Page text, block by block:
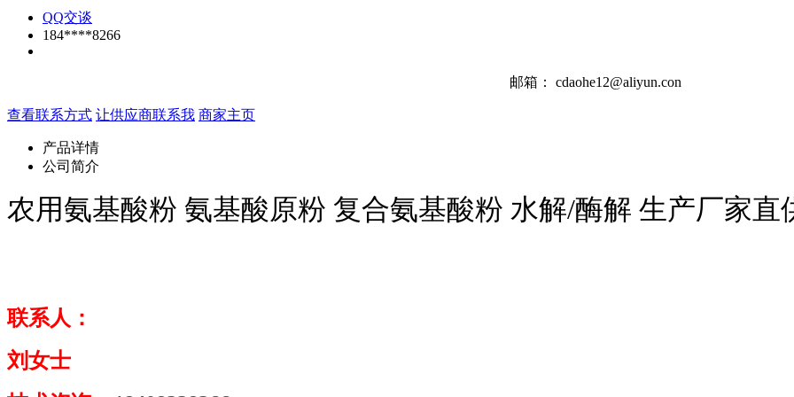
QQ交谈
184****8266
邮箱： cdaohe12@aliyun.con
查看联系方式 让供应商联系我 商家主页
产品详情
公司简介
农用氨基酸粉 氨基酸原粉 复合氨基酸粉 水解/酶解 生产厂家直
联系人：
刘女士